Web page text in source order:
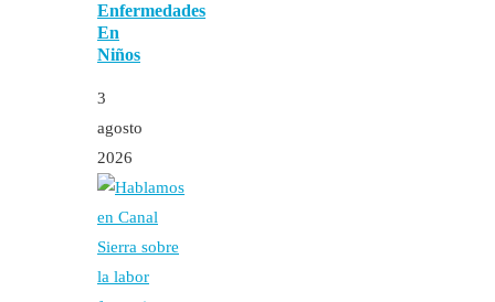
Enfermedades
En
Niños
3
agosto
2026